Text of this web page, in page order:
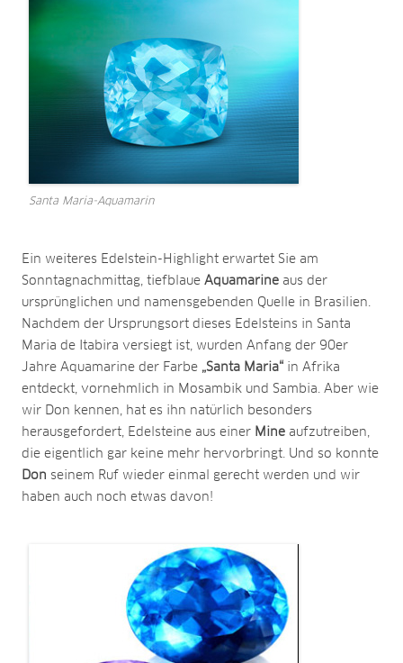
Santa Maria-Aquamarin
Ein weiteres Edelstein-Highlight erwartet Sie am
Sonntagnachmittag, tiefblaue Aquamarine aus der
ursprünglichen und namensgebenden Quelle in Brasilien.
Nachdem der Ursprungsort dieses Edelsteins in Santa
Maria de Itabira versiegt ist, wurden Anfang der 90er
Jahre Aquamarine der Farbe „Santa Maria“ in Afrika
entdeckt, vornehmlich in Mosambik und Sambia. Aber wie
wir Don kennen, hat es ihn natürlich besonders
herausgefordert, Edelsteine aus einer Mine aufzutreiben,
die eigentlich gar keine mehr hervorbringt. Und so konnte
Don seinem Ruf wieder einmal gerecht werden und wir
haben auch noch etwas davon!